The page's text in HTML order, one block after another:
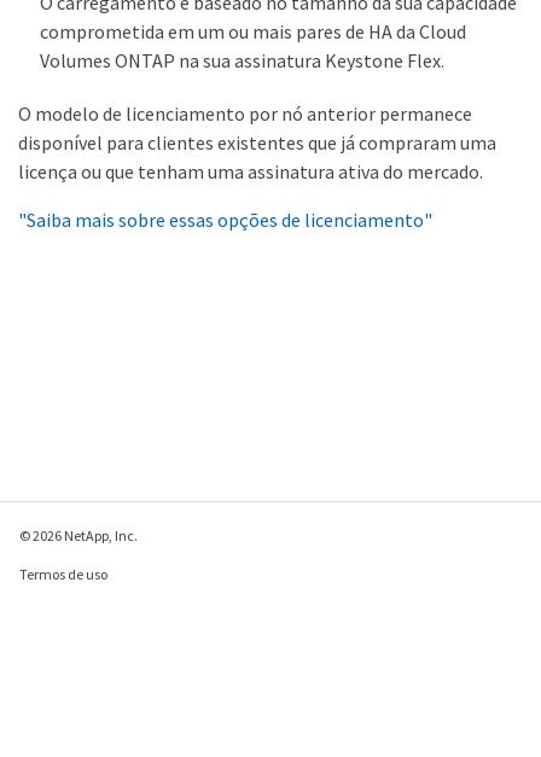
comprometida em um ou mais pares de HA da Cloud
Volumes ONTAP na sua assinatura Keystone Flex.
O modelo de licenciamento por nó anterior permanece
disponível para clientes existentes que já compraram uma
licença ou que tenham uma assinatura ativa do mercado.
"Saiba mais sobre essas opções de licenciamento"
© 2026 NetApp, Inc.
Termos de uso